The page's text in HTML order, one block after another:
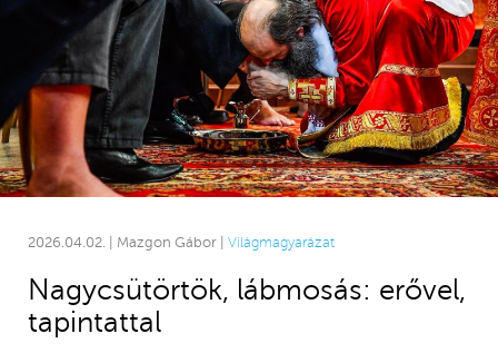
2026.04.02. | Mazgon Gábor | Világmagyarázat
Nagycsütörtök, lábmosás: erővel,
tapintattal